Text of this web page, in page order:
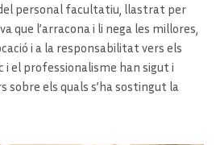
del personal facultatiu, llastrat per
que l’arracona i li nega les millores,
i a la responsabilitat vers els
i el professionalisme han sigut i
sobre els quals s’ha sostingut la